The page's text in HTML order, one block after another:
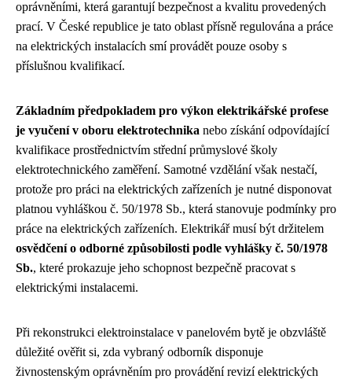
oprávněními, která garantují bezpečnost a kvalitu provedených
prací. V České republice je tato oblast přísně regulována a práce
na elektrických instalacích smí provádět pouze osoby s
příslušnou kvalifikací.
Základním předpokladem pro výkon elektrikářské profese
je vyučení v oboru elektrotechnika nebo získání odpovídající
kvalifikace prostřednictvím střední průmyslové školy
elektrotechnického zaměření. Samotné vzdělání však nestačí,
protože pro práci na elektrických zařízeních je nutné disponovat
platnou vyhláškou č. 50/1978 Sb., která stanovuje podmínky pro
práce na elektrických zařízeních. Elektrikář musí být držitelem
osvědčení o odborné způsobilosti podle vyhlášky č. 50/1978
Sb., které prokazuje jeho schopnost bezpečně pracovat s
elektrickými instalacemi.
Při rekonstrukci elektroinstalace v panelovém bytě je obzvláště
důležité ověřit si, zda vybraný odborník disponuje
živnostenským oprávněním pro provádění revizí elektrických